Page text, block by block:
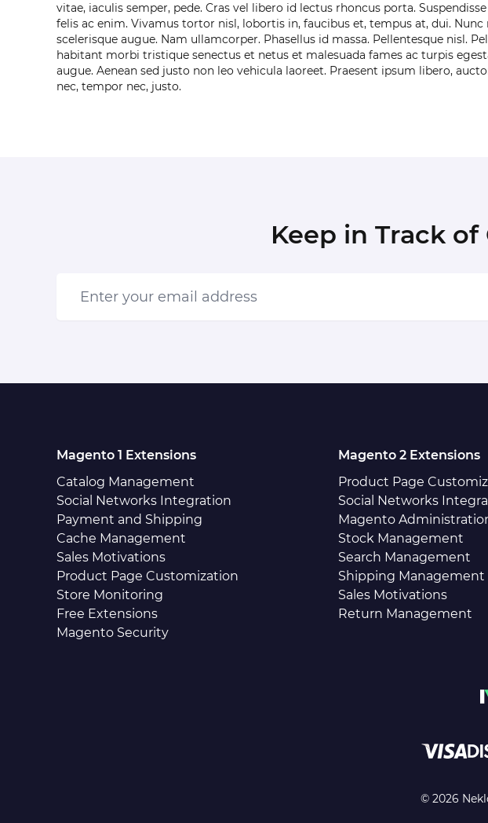
vitae, iaculis semper, pede. Cras vel libero id lectus rhoncus porta.
felis ac enim. Vivamus tortor nisl, lobortis in, faucibus et, tempus at, dui. Nunc
scelerisque augue. Nam ullamcorper. Phasellus id massa. Pellentesque nisl.
habitant morbi tristique senectus et netus et malesuada fames ac turpis
augue. Aenean sed justo non leo vehicula laoreet. Praesent ipsum libero,
nec, tempor nec, justo.
Keep in Track
Magento 1 Extensions
Catalog Management
Social Networks Integration
Payment and Shipping
Cache Management
Sales Motivations
Product Page Customization
Store Monitoring
Free Extensions
Magento Security
Magento 2 Extensions
Product Page
Social Networks
Magento
Stock Management
Search Management
Shipping Management
Sales Motivations
Return Management
© 2026